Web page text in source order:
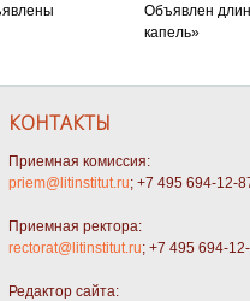
Объявлен
капель»
КОНТАКТЫ
Приемная комиссия:
priem@litinstitut.ru; +7 495 694-12-
Приемная ректора:
rectorat@litinstitut.ru; +7 495 694-
Редактор сайта: